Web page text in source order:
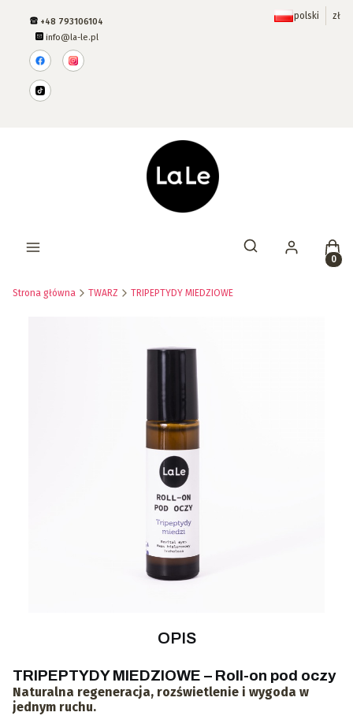
+48 793106104
info@la-le.pl
polski zł
Otwórz
Strona główna TWARZ TRIPEPTYDY MIEDZIOWE
OPIS
TRIPEPTYDY MIEDZIOWE – Roll-on pod oczy
Naturalna regeneracja, rozświetlenie i wygoda w
jednym ruchu.